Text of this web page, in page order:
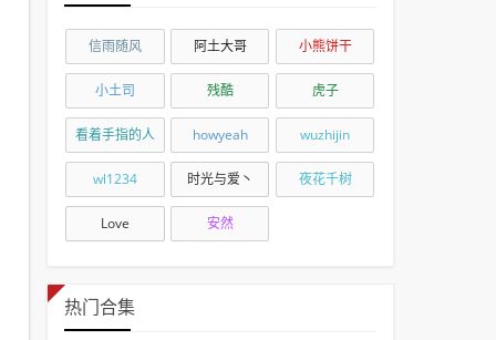
信雨随风 阿土大哥 小熊饼干
小土司 残酷 虎子
看着手指的人 howyeah wuzhijin
wl1234 时光与爱丶 夜花千树
Love 安然
热门合集